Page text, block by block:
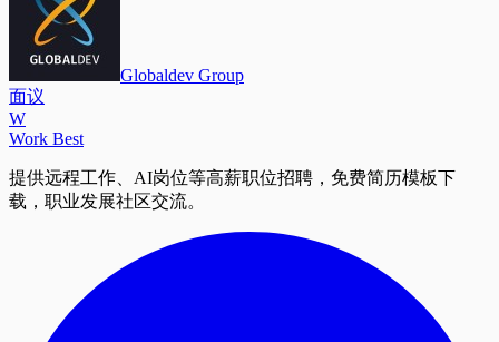
Globaldev Group
面议
W
Work Best
提供远程工作、AI岗位等高薪职位招聘，免费简历模板下
载，职业发展社区交流。